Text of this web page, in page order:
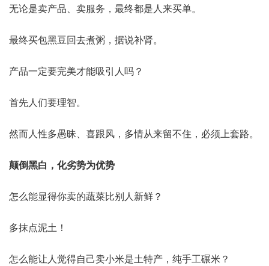
无论是卖产品、卖服务，最终都是人来买单。
最终买包黑豆回去煮粥，据说补肾。
产品一定要完美才能吸引人吗？
首先人们要理智。
然而人性多愚昧、喜跟风，多情从来留不住，必须上套路。
颠倒黑白，化劣势为优势
怎么能显得你卖的蔬菜比别人新鲜？
多抹点泥土！
怎么能让人觉得自己卖小米是土特产，纯手工碾米？